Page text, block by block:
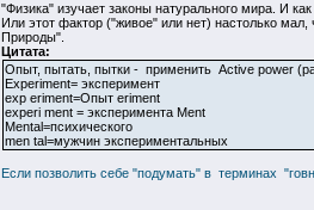
"Физика" изучает законы натурального мира. И
Или этот фактор ("живое" или нет) настолько
Природы".
Цитата:
Опыт, пытать, пытки - применить Active power
Experiment= эксперимент
exp eriment=Опыт eriment
experi ment = эксперимента Ment
Mental=психического
men tal=мужчин экспериментальных
Если позволить себе "подумать" в терминах